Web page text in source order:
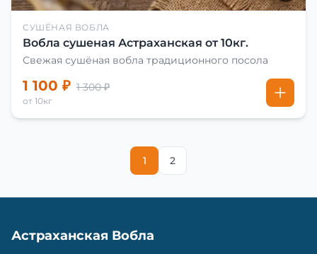
СУШЁНАЯ ВОБЛА
Вобла сушеная Астраханская от 10кг.
Свежая сушёная вобла традиционного посола
1 100 ₽ 1 300 ₽
от 10кг
1 2
Астраханская Вобла